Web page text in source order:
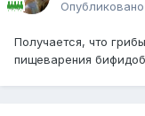
Опубликовано
Получается, что
пищеварения